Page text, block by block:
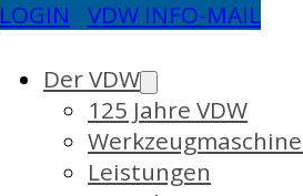
LOGIN
VDW INFO-MAIL
Der VDW
125 Jahre VDW
Leistungen